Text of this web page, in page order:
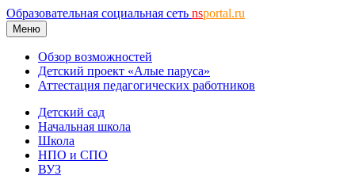
Образовательная социальная сеть nsportal.ru
Меню
Обзор возможностей
Детский проект «Алые паруса»
Аттестация педагогических работников
Детский сад
Начальная школа
Школа
НПО и СПО
ВУЗ